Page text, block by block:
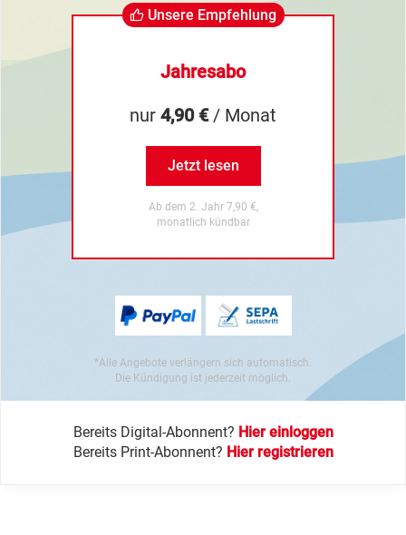
Unsere Empfehlung
Jahresabo
nur 4,90 €/ Monat
Jetzt lesen
Ab dem 2. Jahr 7,90 €,
monatlich kündbar
*Alle Angebote verlängern sich automatisch.
Die Kündigung ist jederzeit möglich.
Bereits Digital-Abonnent? Hier einloggen
Bereits Print-Abonnent? Hier registrieren